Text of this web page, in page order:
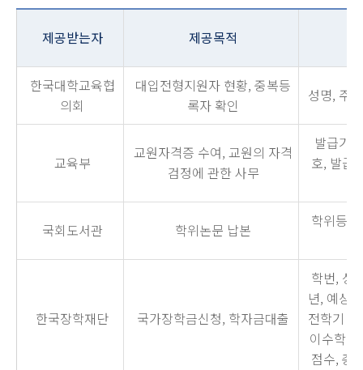
제공받는자 제공목적
한국대학교육협
의회
대입전형지원자 현황, 중복등
록자 확인
성명, 주
교육부
교원자격증 수여, 교원의 자격
검정에 관한 사무
발급기
호, 발급
국회도서관 학위논문 납본 학위등
한국장학재단 국가장학금신청, 학자금대출
학번, 성
년, 예상
전학기
이수학점
점수, 총